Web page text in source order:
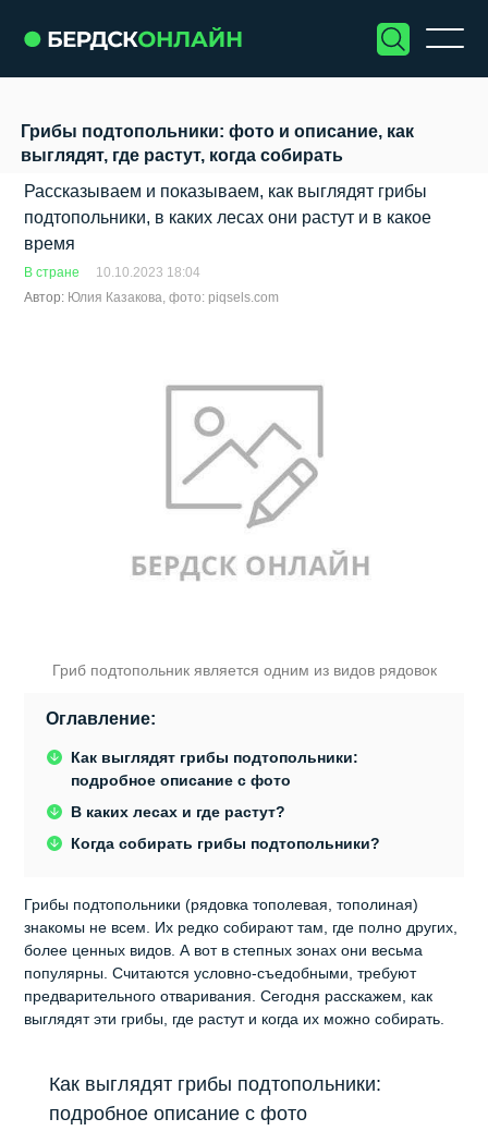
Грибы подтопольники: фото и описание, как
выглядят, где растут, когда собирать
Рассказываем и показываем, как выглядят грибы
подтопольники, в каких лесах они растут и в какое
время
В стране
10.10.2023 18:04
Автор: Юлия Казакова, фото: piqsels.com
Гриб подтопольник является одним из видов рядовок
Оглавление:
Как выглядят грибы подтопольники:
подробное описание с фото
В каких лесах и где растут?
Когда собирать грибы подтопольники?
Грибы подтопольники (рядовка тополевая, тополиная)
знакомы не всем. Их редко собирают там, где полно других,
более ценных видов. А вот в степных зонах они весьма
популярны. Считаются условно-съедобными, требуют
предварительного отваривания. Сегодня расскажем, как
выглядят эти грибы, где растут и когда их можно собирать.
Как выглядят грибы подтопольники:
подробное описание с фото